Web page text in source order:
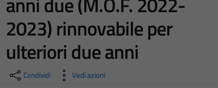
2023) rinnovabile per
ulteriori due anni
Condividi Vedi azioni